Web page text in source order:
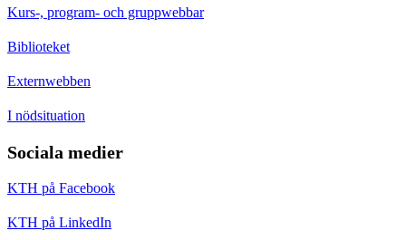
Kurs-, program- och gruppwebbar
Biblioteket
Externwebben
I nödsituation
Sociala medier
KTH på Facebook
KTH på LinkedIn